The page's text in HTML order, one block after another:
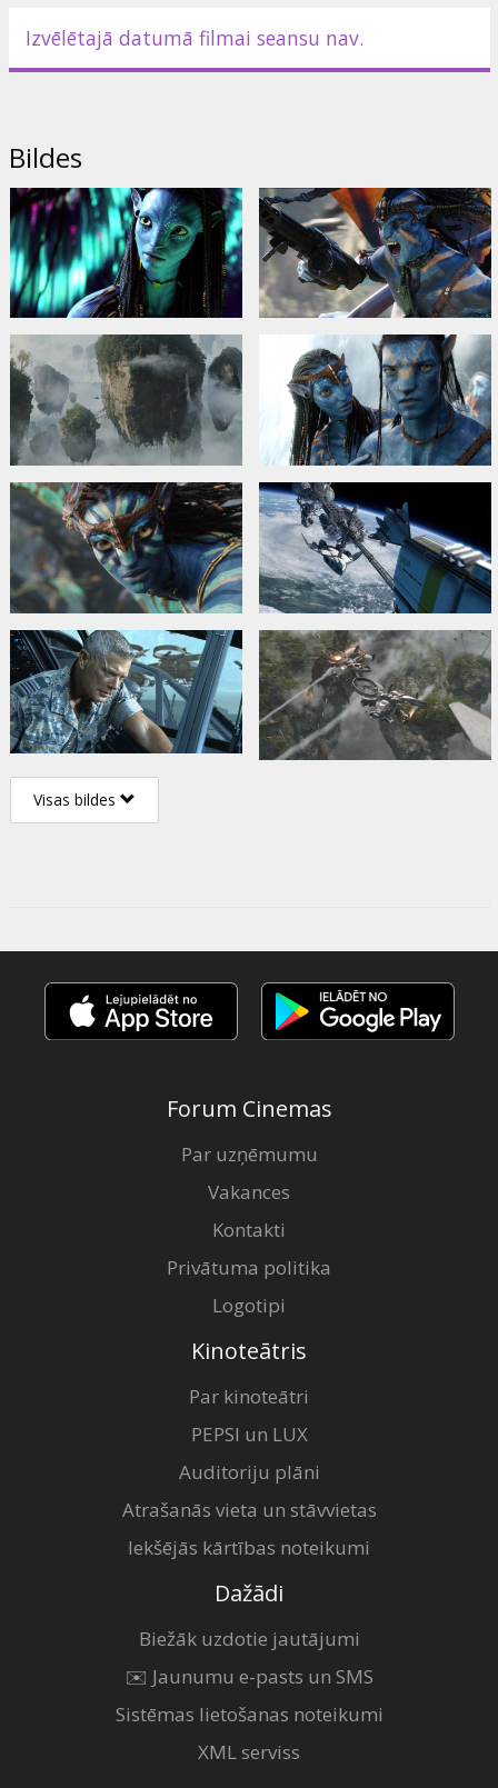
Scenārijs: James Cameron
Skaties filmu arī 3D formātā!
Izplatītājs: Forum Cinemas Latvia OU filiāle Latvijā
Režisors: James Cameron
Lomās:
Sam Worthington ,Zoe Saldana,Sigourney Weaver,
Stephen Lang,Michelle Rodriguez, Giovanni Ribisi,Joel Moore,
CCH Pounder,Wes Studi Laz Alonso
Izvēlētajā datumā filmai seansu nav.
Bildes
Visas bildes
Forum Cinemas
Par uzņēmumu
Vakances
Kontakti
Privātuma politika
Logotipi
Kinoteātris
Par kinoteātri
PEPSI un LUX
Auditoriju plāni
Atrašanās vieta un stāvvietas
Iekšējās kārtības noteikumi
Dažādi
Biežāk uzdotie jautājumi
✉️ Jaunumu e-pasts un SMS
Sistēmas lietošanas noteikumi
XML serviss